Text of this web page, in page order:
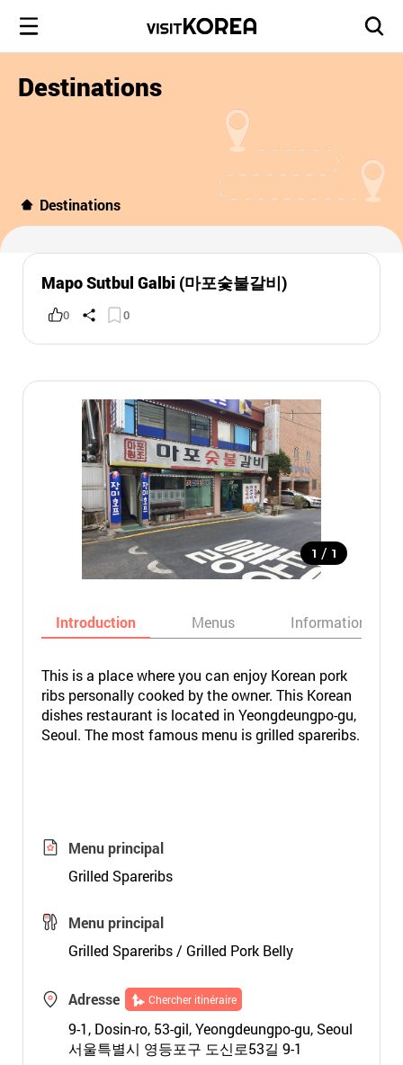
Destinations
Destinations
Mapo Sutbul Galbi (마포숯불갈비)
0 0
1 / 1
Introduction Menus Informations
This is a place where you can enjoy Korean pork
ribs personally cooked by the owner. This Korean
dishes restaurant is located in Yeongdeungpo-gu,
Seoul. The most famous menu is grilled spareribs.
Menu principal
Grilled Spareribs
Menu principal
Grilled Spareribs / Grilled Pork Belly
Adresse Chercher itinéraire
9-1, Dosin-ro, 53-gil, Yeongdeungpo-gu, Seoul
서울특별시 영등포구 도신로53길 9-1